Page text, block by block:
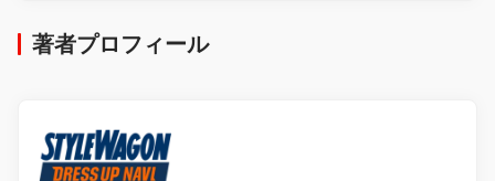
著者プロフィール